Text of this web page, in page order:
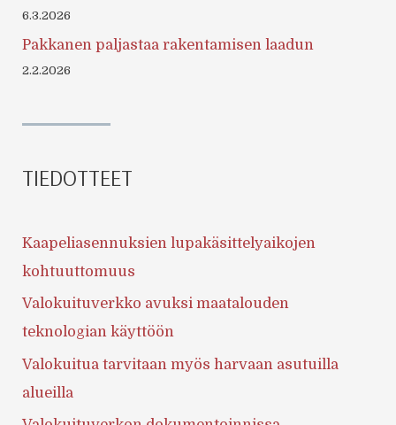
6.3.2026
Pakkanen paljastaa rakentamisen laadun
2.2.2026
TIEDOTTEET
Kaapeliasennuksien lupakäsittelyaikojen
kohtuuttomuus
Valokuituverkko avuksi maatalouden
teknologian käyttöön
Valokuitua tarvitaan myös harvaan asutuilla
alueilla